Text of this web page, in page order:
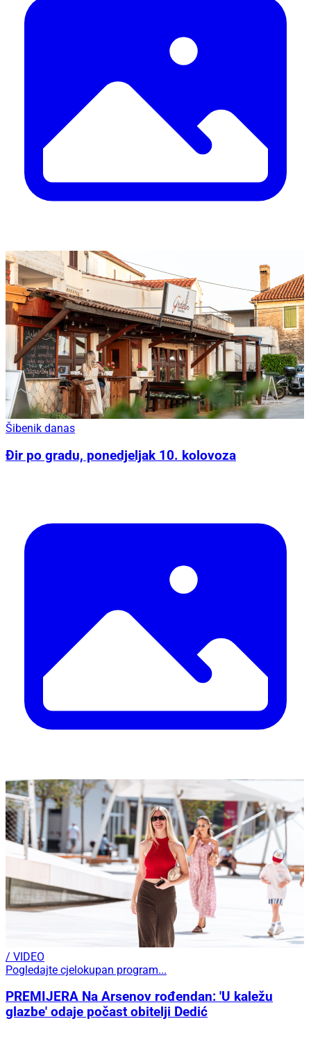
Šibenik danas
Đir po gradu, ponedjeljak 10. kolovoza
/ VIDEO
Pogledajte cjelokupan program...
PREMIJERA Na Arsenov rođendan: 'U kaležu
glazbe' odaje počast obitelji Dedić